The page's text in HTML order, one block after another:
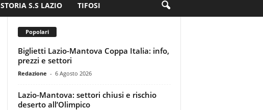
STORIA S.S LAZIO TIFOSI
Popolari
Biglietti Lazio-Mantova Coppa Italia: info,
prezzi e settori
Redazione - 6 Agosto 2026
Lazio-Mantova: settori chiusi e rischio
deserto all’Olimpico